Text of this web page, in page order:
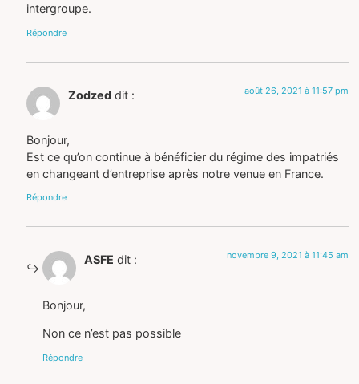
intergroupe.
Répondre
Zodzed dit : août 26, 2021 à 11:57 pm
Bonjour,
Est ce qu’on continue à bénéficier du régime des impatriés
en changeant d’entreprise après notre venue en France.
Répondre
ASFE dit : novembre 9, 2021 à 11:45 am
Bonjour,
Non ce n’est pas possible
Répondre